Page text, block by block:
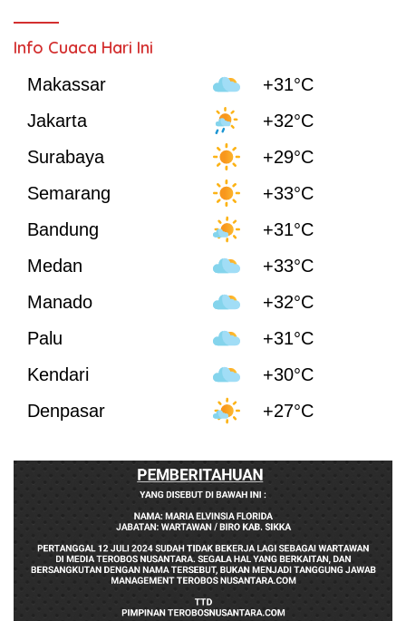
Info Cuaca Hari Ini
Makassar
+31°C
Jakarta
+32°C
Surabaya
+29°C
Semarang
+33°C
Bandung
+31°C
Medan
+33°C
Manado
+32°C
Palu
+31°C
Kendari
+30°C
Denpasar
+27°C